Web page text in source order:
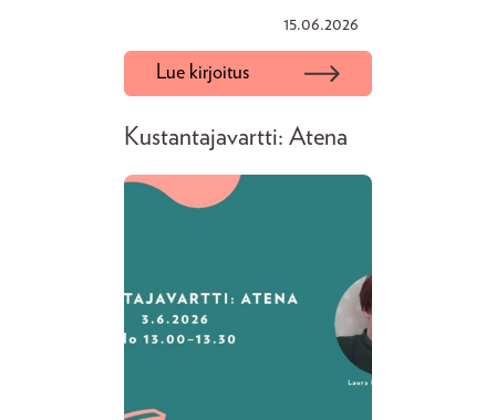
15.06.2026
Lue kirjoitus
Kustantajavartti: Atena